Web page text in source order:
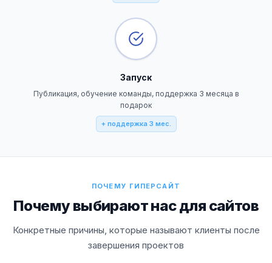
Запуск
Публикация, обучение команды, поддержка 3 месяца в
подарок
+ поддержка 3 мес.
ПОЧЕМУ ГИПЕРСАЙТ
Почему выбирают нас для сайтов
Конкретные причины, которые называют клиенты после
завершения проектов